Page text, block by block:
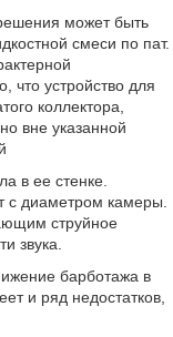
может быть
смеси по пат.
что устройство для
коллектора,
вне указанной
в ее стенке.
с диаметром камеры.
струйное
звука.
барботажа в
и ряд недостатков,